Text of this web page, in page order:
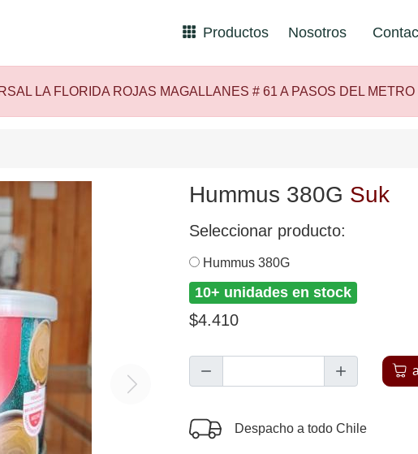
Productos Nosotros
LA FLORIDA ROJAS MAGALLANES # 61 A PASOS DEL METRO
Next
Hummus 380G Suk
Seleccionar producto:
Hummus 380G
10+ unidades en stock
$4.410
Despacho a todo Chile